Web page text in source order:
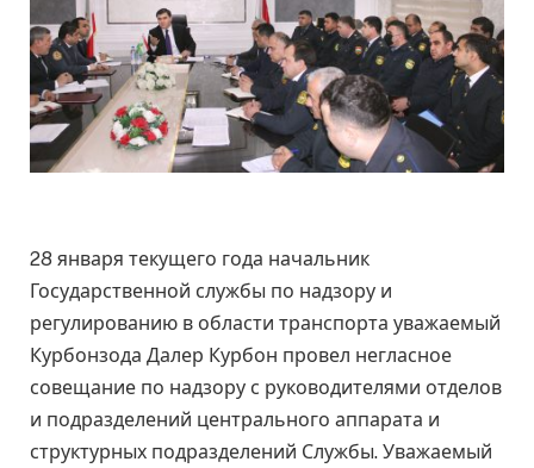
28 января текущего года начальник
Государственной службы по надзору и
регулированию в области транспорта уважаемый
Курбонзода Далер Курбон провел негласное
совещание по надзору с руководителями отделов
и подразделений центрального аппарата и
структурных подразделений Службы. Уважаемый